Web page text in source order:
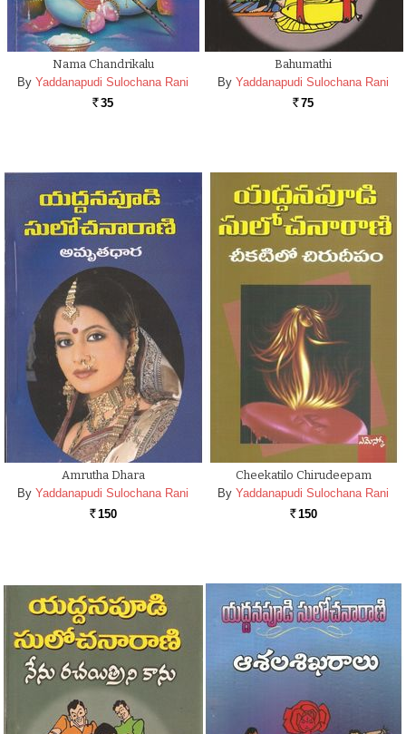
Nama Chandrikalu
By Yaddanapudi Sulochana Rani
Rs. 35
Bahumathi
By Yaddanapudi Sulochana Rani
Rs. 75
Amrutha Dhara
By Yaddanapudi Sulochana Rani
Rs. 150
Cheekatilo Chirudeepam
By Yaddanapudi Sulochana Rani
Rs. 150